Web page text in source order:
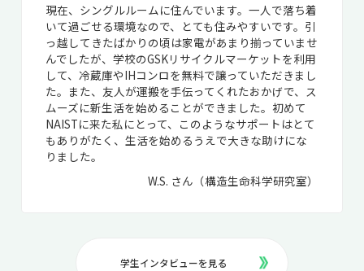
現在、シングルルームに住んでいます。一人で落ち着
いて過ごせる環境なので、とても住みやすいです。引
っ越してきたばかりの頃は家電があまり揃っていませ
んでしたが、学校のGSKリサイクルマーケットを利用
して、冷蔵庫やIHコンロを無料で譲っていただきまし
た。また、友人が運搬を手伝ってくれたおかげで、ス
ムーズに新生活を始めることができました。初めて
NAISTに来た私にとって、このようなサポートはとて
もありがたく、生活を始めるうえで大きな助けにな
りました。
W.S. さん（構造生命科学研究室）
学生インタビューを見る